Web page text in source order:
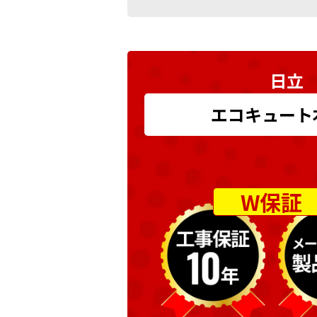
日立
エコキュー
W保証